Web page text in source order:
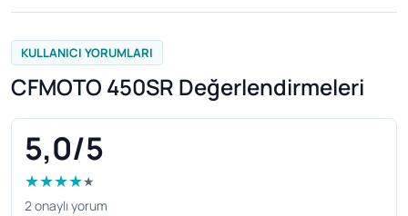
KULLANICI YORUMLARI
CFMOTO 450SR Değerlendirmeleri
5,0/5
★★★★★
2 onaylı yorum